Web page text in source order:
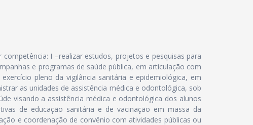
I –realizar estudos, projetos e pesquisas para
e programas de saúde pública, em articulação com
pleno da vigilância sanitária e epidemiológica, em
as unidades de assistência médica e odontológica, sob
visando a assistência médica e odontológica dos alunos
de educação sanitária e de vacinação em massa da
e coordenação de convênio com atividades públicas ou